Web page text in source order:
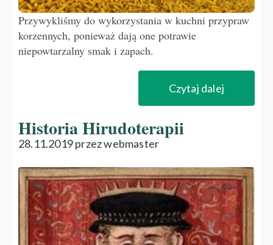
Przywykliśmy do wykorzystania w kuchni przypraw
korzennych, ponieważ dają one potrawie
niepowtarzalny smak i zapach.
Czytaj dalej
Historia Hirudoterapii
28.11.2019 przez webmaster